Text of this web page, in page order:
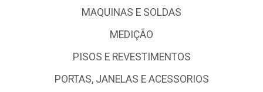
MAQUINAS E SOLDAS
MEDIÇÃO
PISOS E REVESTIMENTOS
PORTAS, JANELAS E ACESSORIOS